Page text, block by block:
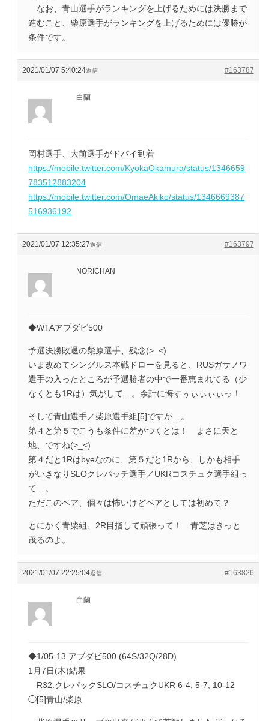
なお、青山選手がランキングを上げるためには決勝まで
進むこと、柴原選手がランキングを上げるためには優勝が
条件です。
2021/01/07 5:40:24 #163787
返信
白蘭
岡村選手、大前選手がドバイ到着
https://mobile.twitter.com/KyokaOkamura/status/1346659
783512883204
https://mobile.twitter.com/OmaeAkiko/status/1346669387
516936192
2021/01/07 12:35:27 #163797
返信
NORICHAN
◆WTAアブダビ500
予選決勝敗退の柴原選手、残念(>_<)
いま改めてシングルス本戦ドローを見ると、RUSガサノワ
選手の入ったところが予選勝者の中で一番恵まれてる（少
なくとも1Rは）気がして…。余計に悔すぅぃぃぃぃっ！
そして青山選手／柴原選手組[5]ですが…。
第４と第５でこうも条件に差がつくとは！ まさに天と
地、ですね(>_<)
第４だと1Rはbyeなのに、第５だと1Rから、しかも相手
がいきなりSLOクレパッチ選手／UKRコスチュク選手組っ
て…。
ただこのペア、個々は怖いけどペアとしては初めて？
とにかく青柴組、2R目指して頑張って！ 青芝はきっと
茂るのよ。
2021/01/07 22:25:04 #163826
返信
白蘭
◆1/05-13 アブダビ500 (64S/32Q/28D)
1月7日(木)結果
R32:クレパックSLO/コスチュクUKR 6-4, 5-7, 10-12
◯[5]青山/柴原